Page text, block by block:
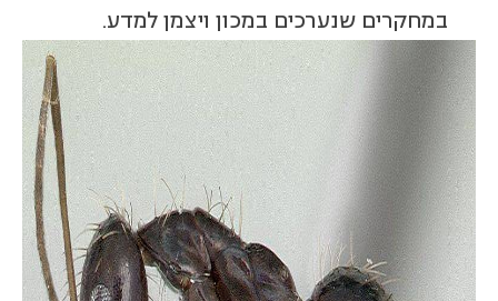
במחקרים שנערכים במכון ויצמן למדע.